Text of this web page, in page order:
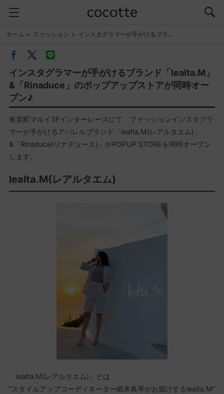
ホーム ファッション インスタグラマーが手がけるブラ…
インスタグラマーが手がけるブランド「lealta.M」
&「Rinaduce」のポップアップストアが同時オー
プン♪
有楽町マルイ3Fインターレースにて、ファッションインスタグラ
マーが手がけるアパレルブランド「lealta.M(レアルタエム)」
&「Rinaduce(リナデュース)」がPOPUP STOREを同時オープン
します。
lealta.M(レアルタエム)
「lealta.M(レアルタエム)」とは
”スタイルアップコーディネーター紙本真琴がお届けするlealta.M”